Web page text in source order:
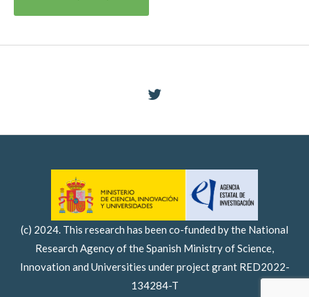
(c) 2024. This research has been co-funded by the National
Research Agency of the Spanish Ministry of Science,
Innovation and Universities under project grant RED2022-
134284-T